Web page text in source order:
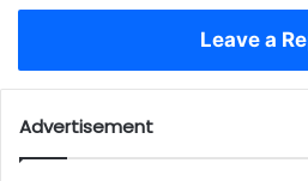
Leave a
Advertisement